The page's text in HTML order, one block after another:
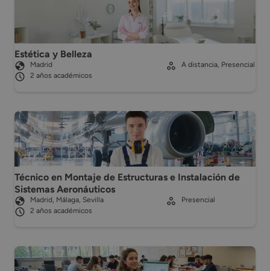
Estética y Belleza
Madrid
2 años académicos
A distancia, Presencial
Técnico en Montaje de Estructuras e Instalación de
Sistemas Aeronáuticos
Madrid, Málaga, Sevilla
2 años académicos
Presencial